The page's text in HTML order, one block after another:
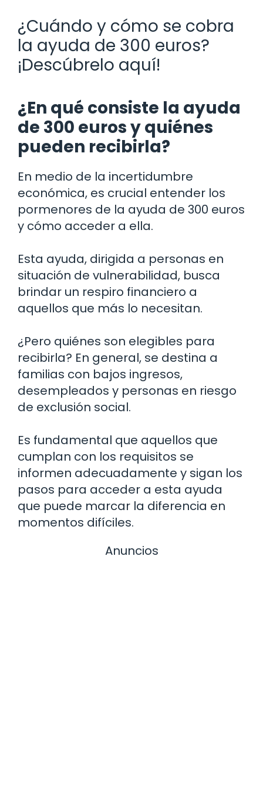
¿Cuándo y cómo se cobra
la ayuda de 300 euros?
¡Descúbrelo aquí!
¿En qué consiste la ayuda
de 300 euros y quiénes
pueden recibirla?
En medio de la incertidumbre
económica, es crucial entender los
pormenores de la ayuda de 300 euros
y cómo acceder a ella.
Esta ayuda, dirigida a personas en
situación de vulnerabilidad, busca
brindar un respiro financiero a
aquellos que más lo necesitan.
¿Pero quiénes son elegibles para
recibirla? En general, se destina a
familias con bajos ingresos,
desempleados y personas en riesgo
de exclusión social.
Es fundamental que aquellos que
cumplan con los requisitos se
informen adecuadamente y sigan los
pasos para acceder a esta ayuda
que puede marcar la diferencia en
momentos difíciles.
Anuncios